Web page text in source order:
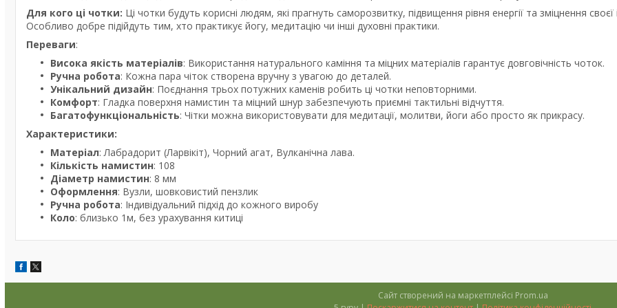
Для кого ці чотки: Ці чотки будуть корисні людям, які прагнуть саморозвитку, підвищення рівня енергії та зміцнення своєї
Особливо добре підійдуть тим, хто практикує йогу, медитацію чи інші духовні практики.
Переваги:
Висока якість матеріалів: Використання натурального каміння та міцних матеріалів гарантує довговічність чоток.
Ручна робота: Кожна пара чіток створена вручну з увагою до деталей.
Унікальний дизайн: Поєднання трьох потужних каменів робить ці чотки неповторними.
Комфорт: Гладка поверхня намистин та міцний шнур забезпечують приємні тактильні відчуття.
Багатофункціональність: Чітки можна використовувати для медитації, молитви, йоги або просто як прикрасу.
Характеристики:
Матеріал: Лабрадорит (Ларвікіт), Чорний агат, Вулканічна лава.
Кількість намистин: 108
Діаметр намистин: 8 мм
Оформлення: Вузли, шовковистий пензлик
Ручна робота: Індивідуальний підхід до кожного виробу
Коло: близько 1м, без урахування китиці
Сайт створений на маркетплейсі Prom.ua